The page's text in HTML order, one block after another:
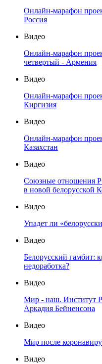
Онлайн-марафон
Россия
Видео
Онлайн-марафон
четвертый - Армения
Видео
Онлайн-марафон
Киргизия
Видео
Онлайн-марафон
Казахстан
Видео
Союзные отношения
в новой белорусской
Видео
Упадет ли
Видео
Белорусский гамбит:
недоработка?
Видео
Мир - наш. Институт
Аркадия Бейненсона
Видео
Мир после
Видео